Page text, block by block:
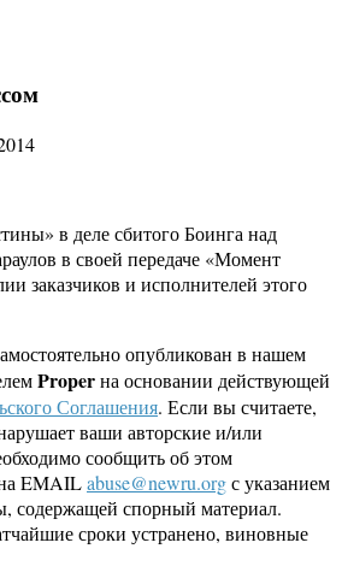
в деле сбитого Боинга над
в своей передаче «Момент
заказчиков и исполнителей этого
опубликован в нашем
Properна основании действующей
Соглашения. Если вы считаете,
ваши авторские и/или
сообщить об этом
EMAILabuse@newru.orgс указанием
содержащей спорный материал.
сроки устранено, виновные